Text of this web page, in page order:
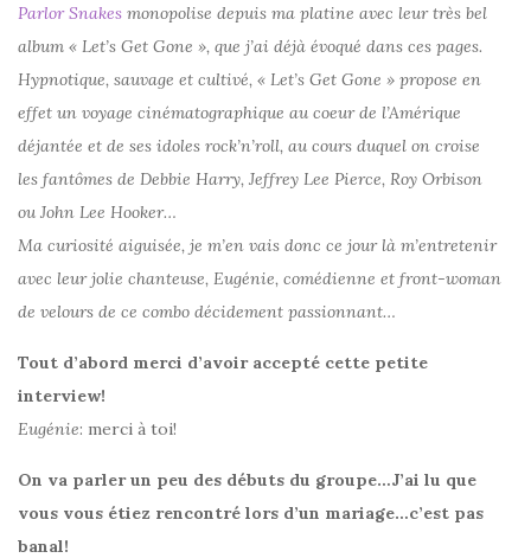
Parlor Snakes monopolise depuis ma platine avec leur très bel
album « Let’s Get Gone », que j’ai déjà évoqué dans ces pages.
Hypnotique, sauvage et cultivé, « Let’s Get Gone » propose en
effet un voyage cinématographique au coeur de l’Amérique
déjantée et de ses idoles rock’n’roll, au cours duquel on croise
les fantômes de Debbie Harry, Jeffrey Lee Pierce, Roy Orbison
ou John Lee Hooker…
Ma curiosité aiguisée, je m’en vais donc ce jour là m’entretenir
avec leur jolie chanteuse, Eugénie, comédienne et front-woman
de velours de ce combo décidement passionnant…
Tout d’abord merci d’avoir accepté cette petite
interview!
Eugénie: merci à toi!
On va parler un peu des débuts du groupe…J’ai lu que
vous vous étiez rencontré lors d’un mariage…c’est pas
banal!